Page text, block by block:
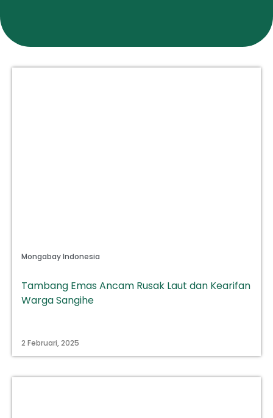
Mongabay Indonesia
Tambang Emas Ancam Rusak Laut dan Kearifan
Warga Sangihe
2 Februari, 2025